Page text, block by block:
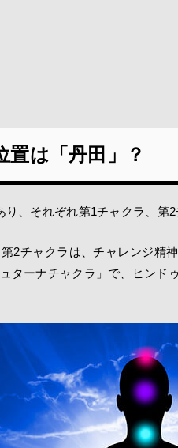
置は「丹田」？
、それぞれ第1チャクラ、第
2チャクラは、チャレンジ精
ターナチャクラ」で、ヒンド